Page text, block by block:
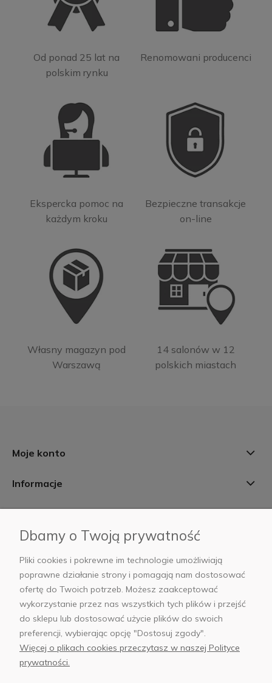
Od ponad 25 lat na
polskim rynku
Renomowani producenci
Ekspercka pomoc na
każdym kroku
Bezpieczne transakcje
on-line
Własny magazyn pod
Warszawą
14 salonów w 12
polskich miastach
Moje konto
Informacje
AB Foto
sklep@abfoto.pl
+48 797 971 275
Dbamy o Twoją prywatność
Pliki cookies i pokrewne im technologie umożliwiają
poprawne działanie strony i pomagają nam dostosować
ofertę do Twoich potrzeb. Możesz zaakceptować
wykorzystanie przez nas wszystkich tych plików i przejść
do sklepu lub dostosować użycie plików do swoich
preferencji, wybierając opcję "Dostosuj zgody".
Więcej o plikach cookies przeczytasz w naszej Polityce
prywatności.